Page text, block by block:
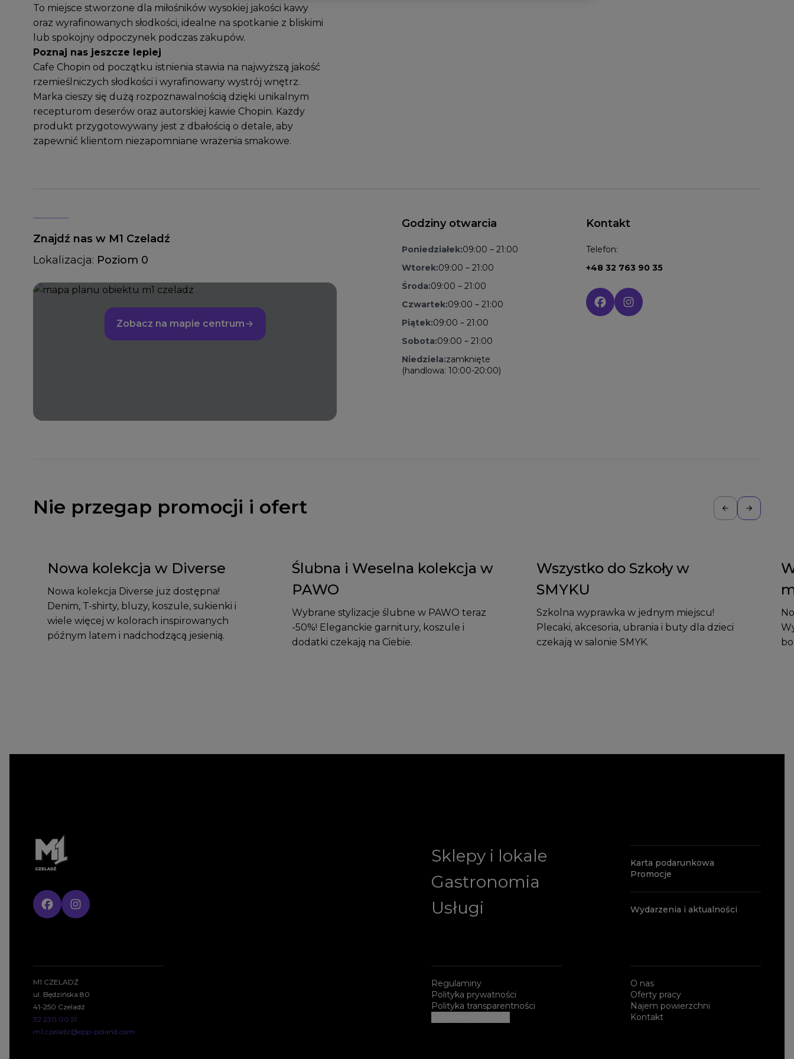
To miejsce stworzone dla miłośników wysokiej jakości kawy
oraz wyrafinowanych słodkości, idealne na spotkanie z bliskimi
lub spokojny odpoczynek podczas zakupów.
Poznaj nas jeszcze lepiej
Cafe Chopin od początku istnienia stawia na najwyższą jakość
rzemieślniczych słodkości i wyrafinowany wystrój wnętrz.
Marka cieszy się dużą rozpoznawalnością dzięki unikalnym
recepturom deserów oraz autorskiej kawie Chopin. Każdy
produkt przygotowywany jest z dbałością o detale, aby
zapewnić klientom niezapomniane wrażenia smakowe.
Znajdź nas w M1 Czeladź
Lokalizacja: Poziom 0
Zobacz na mapie centrum
Godziny otwarcia
Poniedziałek:09:00 – 21:00
Wtorek:09:00 – 21:00
Środa:09:00 – 21:00
Czwartek:09:00 – 21:00
Piątek:09:00 – 21:00
Sobota:09:00 – 21:00
Niedziela:zamknięte
(handlowa: 10:00-20:00)
Kontakt
Telefon:
+48 32 763 90 35
Social media:
Nie przegap promocji i ofert
Nowa kolekcja w Diverse
Nowa kolekcja Diverse już dostępna!
Denim, T-shirty, bluzy, koszule, sukienki i
wiele więcej w kolorach inspirowanych
późnym latem i nadchodzącą jesienią.
Ślubna i Weselna kolekcja w
PAWO
Wybrane stylizacje ślubne w PAWO teraz
-50%! Eleganckie garnitury, koszule i
dodatki czekają na Ciebie.
Wszystko do Szkoły w
SMYKU
Szkolna wyprawka w jednym miejscu!
Plecaki, akcesoria, ubrania i buty dla dzieci
czekają w salonie SMYK.
Sklepy i lokale
Gastronomia
Usługi
Karta podarunkowa
Promocje
Wydarzenia i aktualności
M1 CZELADŹ
ul. Będzińska 80
41-250 Czeladź
32 230 00 51
m1.czeladz@epp-poland.com
Regulaminy
Polityka prywatności
Polityka transparentności
O nas
Oferty pracy
Najem powierzchni
Kontakt